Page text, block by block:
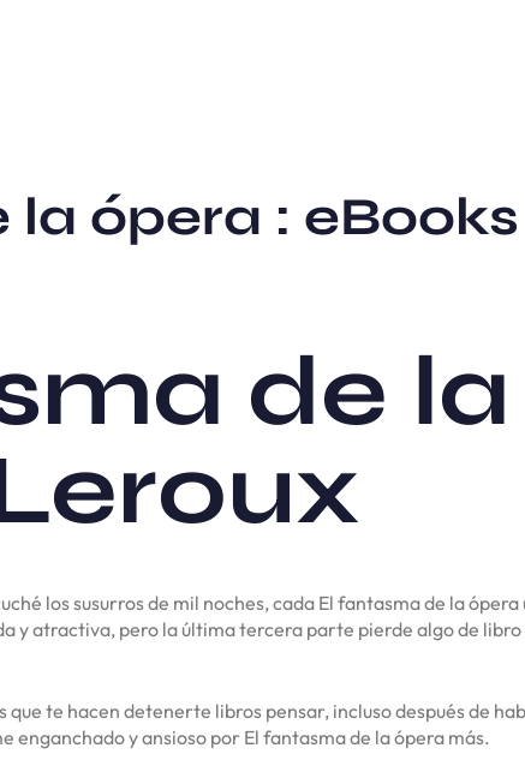
ópera :
de
los susurros de mil noches, cada El fantasma de la
y atractiva, pero la última tercera parte pierde algo de
te hacen detenerte libros pensar, incluso después de
y ansioso por El fantasma de la ópera más.